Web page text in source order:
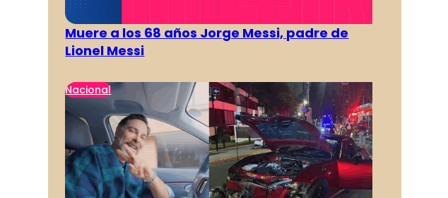
Muere a los 68 años Jorge Messi, padre de
Lionel Messi
Nacional